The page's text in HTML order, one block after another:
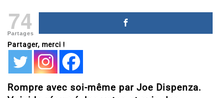
74
Partages
Partager, merci !
Rompre avec soi-même par Joe Dispenza.